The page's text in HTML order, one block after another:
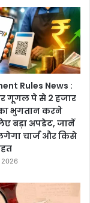
Rules News :
गूगल पे से 2 हजार
भुगतान करने
बड़ा अपडेट, जानें
चार्ज और किसे
2026